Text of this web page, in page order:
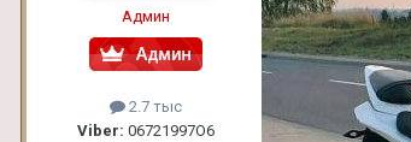
Админ
2.7 тыс
Viber: 06721997О6